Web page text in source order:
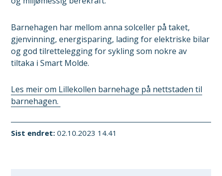
Barnehagen har mellom anna solceller på taket,
gjenvinning, energisparing, lading for elektriske bilar
og god tilrettelegging for sykling som nokre av
tiltaka i Smart Molde.
Les meir om Lillekollen barnehage på nettstaden til
barnehagen.
Sist endret 02.10.2023 14.41